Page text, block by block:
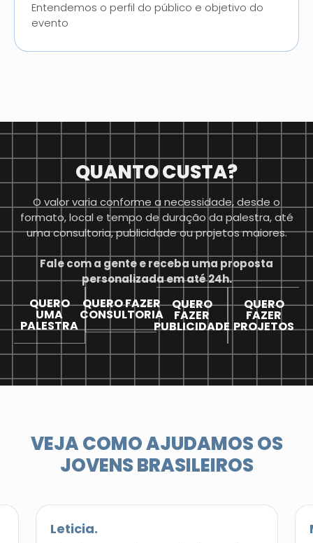
Entendemos o perfil do público e objetivo do
evento
QUANTO CUSTA?
O valor varia conforme a necessidade, desde o
formato, local e tempo de duração da palestra, até
uma consultoria, publicidade ou projetos maiores.
Fale com a gente e receba uma proposta
personalizada em até 24h.
QUERO
UMA
PALESTRA
QUERO FAZER
CONSULTORIA
QUERO
FAZER
PUBLICIDADE
QUERO
FAZER
PROJETOS
VEJA COMO AJUDAMOS OS
JOVENS BRASILEIROS
Leticia.